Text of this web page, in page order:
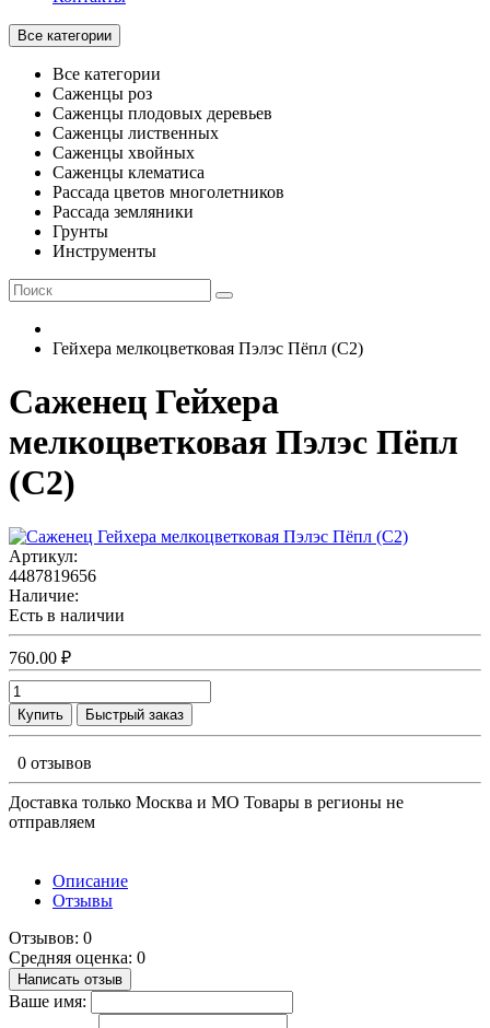
Все категории
Все категории
Саженцы роз
Саженцы плодовых деревьев
Саженцы лиственных
Саженцы хвойных
Саженцы клематиса
Рассада цветов многолетников
Рассада земляники
Грунты
Инструменты
Гейхера мелкоцветковая Пэлэс Пёпл (С2)
Саженец Гейхера
мелкоцветковая Пэлэс Пёпл
(С2)
Артикул:
4487819656
Наличие:
Есть в наличии
760.00 ₽
Купить Быстрый заказ
0 отзывов
Доставка только Москва и МО Товары в регионы не
отправляем
Описание
Отзывы
Отзывов: 0
Средняя оценка: 0
Написать отзыв
Ваше имя: